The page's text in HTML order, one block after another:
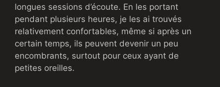
longues sessions d’écoute. En les portant
pendant plusieurs heures, je les ai trouvés
relativement confortables, même si après un
certain temps, ils peuvent devenir un peu
encombrants, surtout pour ceux ayant de
petites oreilles.